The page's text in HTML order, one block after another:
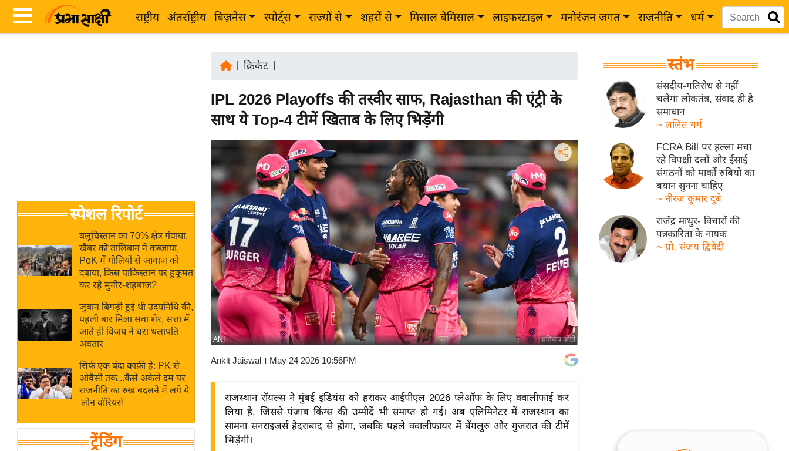
राष्ट्रीय अंतर्राष्ट्रीय बिज़नेस स्पोर्ट्स राज्यों से शहरों से मिसाल बेमिसाल लाइफस्टाइल मनोरंजन जगत राजनीति धर्म
Breaking
News in
Hindi
Hindi
Videos
जगत
राय
बजट
IPL
2026
ई-पेपर
मिसाल बेमिसाल
शख्सियत
यंग इंडिया
साहित्य जगत
स्पेशल रिपोर्ट
बलूचिस्तान का 70% क्षेत्र गंवाया,
खैबर को तालिबान ने कब्जाया,
PoK में गोलियों से आवाज को
दबाया, किस पाकिस्तान पर हुकूमत
कर रहे मुनीर-शहबाज?
जुबान बिगड़ी हुई थी उदयनिधि की,
पहली बार मिला सवा शेर, सत्ता में
आते ही विजय ने धरा थलापति
अवतार
सिर्फ एक बंदा काफ़ी है: PK से
ओवैसी तक...कैसे अकेले दम पर
राजनीति का रुख बदलने में लगे ये
'लोन वॉरियर्स'
ट्रेंडिंग
क्रिकेट|
IPL 2026 Playoffs की तस्वीर साफ, Rajasthan की एंट्री के
साथ ये Top-4 टीमें खिताब के लिए भिड़ेंगी
प्रतिरूप फोटो
ANI
Ankit Jaiswal । May 24 2026 10:56PM
राजस्थान रॉयल्स ने मुंबई इंडियंस को हराकर आईपीएल 2026 प्लेऑफ के लिए क्वालीफाई कर
लिया है, जिससे पंजाब किंग्स की उम्मीदें भी समाप्त हो गईं। अब एलिमिनेटर में राजस्थान का
सामना सनराइजर्स हैदराबाद से होगा, जबकि पहले क्वालीफायर में बेंगलुरु और गुजरात की टीमें
भिड़ेंगी।
स्तंभ
संसदीय-गतिरोध से नहीं
चलेगा लोकतंत्र, संवाद ही है
समाधान
~ ललित गर्ग
FCRA Bill पर हल्ला मचा
रहे विपक्षी दलों और ईसाई
संगठनों को मार्को रुबियो का
बयान सुनना चाहिए
~ नीरज कुमार दुबे
राजेंद्र माथुर- विचारों की
पत्रकारिता के नायक
~ प्रो. संजय द्विवेदी